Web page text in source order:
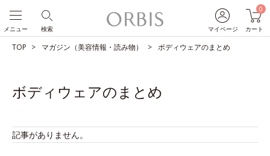
マイページ
0
カート
検索
メニュー
TOP マガジン（美容情報・読み物） ボディウェアのまとめ
ボディウェアのまとめ
記事がありません。